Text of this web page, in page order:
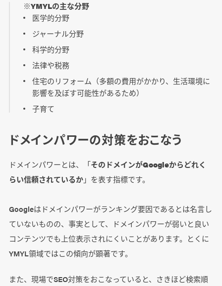
※YMYLの主な分野
医学的分野
ジャーナル分野
科学的分野
法律や税務
住宅のリフォーム（多額の費用がかかり、生活環境に
影響を及ぼす可能性があるため）
子育て
ドメインパワーの対策をおこなう
ドメインパワーとは、「そのドメインがGoogleからどれく
らい信頼されているか」を表す指標です。
Googleはドメインパワーがランキング要因であるとは名言し
ていないものの、事実として、ドメインパワーが弱いと良い
コンテンツでも上位表示されにくいことがあります。とくに
YMYL領域ではこの傾向が顕著です。
また、現場でSEO対策をおこなっていると、さきほど検索順